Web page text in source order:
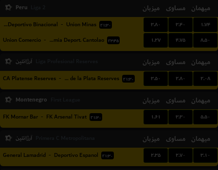
Peru میزبان مساوی میهمان
EM Deportivo Binacional - Union Minas ۲۱:۳۰ ۳.۸۰ ۳.۴۰ ۱.۷۴
Union Comercio - Academia Deport. Cantolao ۲۳:۴۵ ۱.۲۷ ۴.۷۵ ۸.۵۰
آرژانتین میزبان مساوی میهمان
CA Platense Reserves - Estudiantes de la Plata Reserves ۲۱:۳۰ ۳.۵۰ ۲.۸۰ ۲.۰۸
Montenegro میزبان مساوی میهمان
FK Mornar Bar - FK Arsenal Tivat ۲۱:۳۰ ۱.۶۱ ۳.۳۰ ۵.۵۰
آرژانتین میزبان مساوی میهمان
General Lamadrid - Deportivo Espanol ۲۱:۳۰ ۲.۳۵ ۲.۷۰ ۳.۱۰